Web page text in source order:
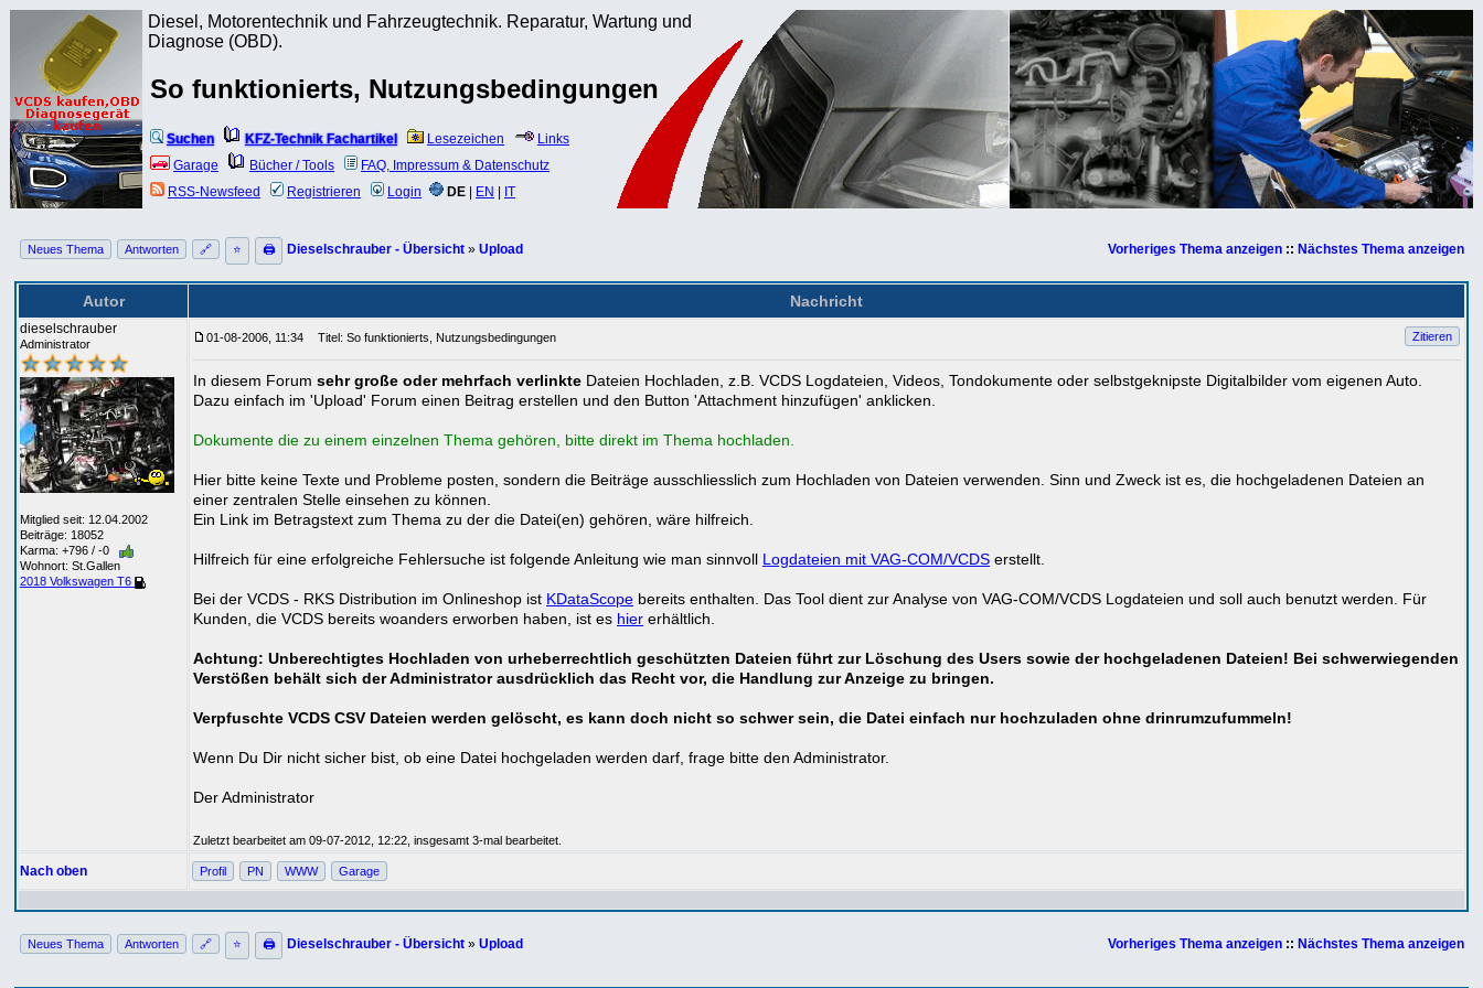
Diesel, Motorentechnik und Fahrzeugtechnik. Reparatur, Wartung und
Diagnose (OBD).
So funktionierts, Nutzungsbedingungen
Suchen KFZ-Technik Fachartikel Lesezeichen
Links
Garage
Bücher / Tools
FAQ, Impressum & Datenschutz
RSS-Newsfeed
Registrieren Login DE EN IT
Neues Thema Antworten 🔗 ⭐ 🖨 Dieselschrauber - Übersicht » Upload Vorheriges Thema anzeigen :: Nächstes Thema anzeigen
Autor Nachricht
dieselschrauber
Administrator
Mitglied seit: 12.04.2002
Beiträge: 18052
Karma: +796 / -0
Wohnort: St.Gallen
2018 Volkswagen T6
01-08-2006, 11:34 Titel: So funktionierts, Nutzungsbedingungen Zitieren
In diesem Forum sehr große oder mehrfach verlinkte Dateien Hochladen, z.B. VCDS Logdateien, Videos, Tondokumente oder selbstgeknipste Digitalbilder vom eigenen Auto.
Dazu einfach im 'Upload' Forum einen Beitrag erstellen und den Button 'Attachment hinzufügen' anklicken.
Dokumente die zu einem einzelnen Thema gehören, bitte direkt im Thema hochladen.
Hier bitte keine Texte und Probleme posten, sondern die Beiträge ausschliesslich zum Hochladen von Dateien verwenden. Sinn und Zweck ist es, die hochgeladenen Dateien an
einer zentralen Stelle einsehen zu können.
Ein Link im Betragstext zum Thema zu der die Datei(en) gehören, wäre hilfreich.
Hilfreich für eine erfolgreiche Fehlersuche ist folgende Anleitung wie man sinnvoll Logdateien mit VAG-COM/VCDS erstellt.
Bei der VCDS - RKS Distribution im Onlineshop ist KDataScope bereits enthalten. Das Tool dient zur Analyse von VAG-COM/VCDS Logdateien und soll auch benutzt werden. Für
Kunden, die VCDS bereits woanders erworben haben, ist es hier erhältlich.
Achtung: Unberechtigtes Hochladen von urheberrechtlich geschützten Dateien führt zur Löschung des Users sowie der hochgeladenen Dateien! Bei schwerwiegenden
Verstößen behält sich der Administrator ausdrücklich das Recht vor, die Handlung zur Anzeige zu bringen.
Verpfuschte VCDS CSV Dateien werden gelöscht, es kann doch nicht so schwer sein, die Datei einfach nur hochzuladen ohne drinrumzufummeln!
Wenn Du Dir nicht sicher bist, ob eine Datei hochgeladen werden darf, frage bitte den Administrator.
Der Administrator
Zuletzt bearbeitet am 09-07-2012, 12:22, insgesamt 3-mal bearbeitet.
Nach oben Profil PN WWW Garage
Neues Thema Antworten 🔗 ⭐ 🖨 Dieselschrauber - Übersicht » Upload Vorheriges Thema anzeigen :: Nächstes Thema anzeigen